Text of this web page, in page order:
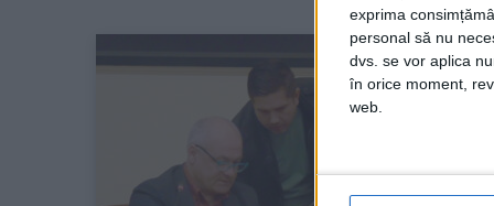
exprima
personal să nu
dvs. se vor aplica
în orice moment,
web.